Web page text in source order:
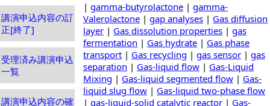
講演申込内容の訂
正[終了]
受理済み講演申込
一覧
講演申込内容の確
| gamma-butyrolactone | gamma-
Valerolactone | gap analyses | Gas diffusion
layer | Gas dissolution properties | gas
fermentation | Gas hydrate | Gas phase
transport | Gas recycling | gas sensor | gas
separation | Gas-liquid flow | Gas-Liquid
Mixing | Gas-liquid segmented flow | Gas-
liquid slug flow | Gas-liquid two-phase flow
| gas-liquid-solid catalytic reactor | Gas-